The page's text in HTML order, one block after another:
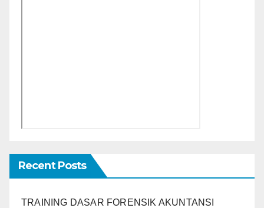
Recent Posts
TRAINING DASAR FORENSIK AKUNTANSI